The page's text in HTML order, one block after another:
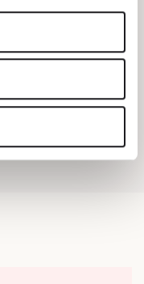
anpassa innehållet
trafik. Vi
och annan
medier och
med.
med annan